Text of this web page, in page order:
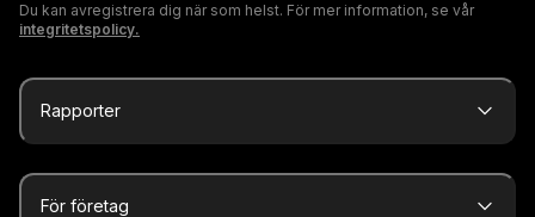
Du kan avregistrera dig när som helst. För mer information, se vår
integritetspolicy.
Rapporter
För företag